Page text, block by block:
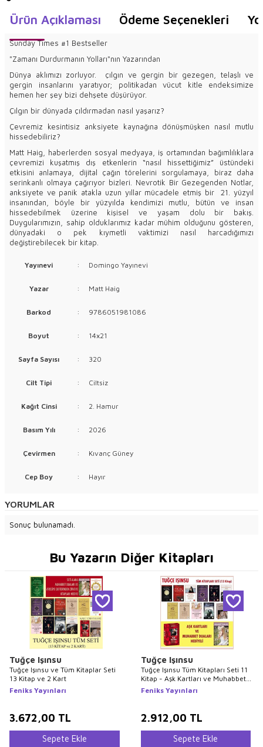
Ürün Açıklaması Ödeme Seçenekleri
Sunday Times #1 Bestseller
"Zamanı Durdurmanın Yolları"nın Yazarından
Dünya aklımızı zorluyor. çılgın ve gergin bir gezegen, telaşlı ve
gergin insanlarını yaratıyor; politikadan vücut kitle endeksimize
hemen her şey bizi dehşete düşürüyor.
Çılgın bir dünyada çıldırmadan nasıl yaşarız?
Çevremiz kesintisiz anksiyete kaynağına dönüşmüşken nasıl mutlu
hissedebiliriz?
Matt Haig, haberlerden sosyal medyaya, iş ortamından bağımlılıklara
çevremizi kuşatmış dış etkenlerin “nasıl hissettiğimiz” üstündeki
etkisini anlamaya, dijital çağın törelerini sorgulamaya, biraz daha
serinkanlı olmaya çağırıyor bizleri. Nevrotik Bir Gezegenden Notlar,
anksiyete ve panik atakla uzun yıllar mücadele etmiş bir 21. yüzyıl
insanından, böyle bir yüzyılda kendimizi mutlu, bütün ve insan
hissedebilmek üzerine kişisel ve yaşam dolu bir bakış.
Duygularımızın, sahip olduklarımız kadar mühim olduğunu gösteren,
dünyadaki o pek kıymetli vaktimizi nasıl harcadığımızı
değiştirebilecek bir kitap.
Yayınevi : Domingo Yayınevi
Yazar : Matt Haig
Barkod : 9786051981086
Boyut : 14x21
Sayfa Sayısı : 320
Cilt Tipi : Ciltsiz
Kağıt Cinsi : 2. Hamur
Basım Yılı : 2026
Çevirmen : Kıvanç Güney
Cep Boy : Hayır
YORUMLAR
Sonuç bulunamadı.
Bu Yazarın Diğer Kitapları
Tuğçe Işınsu
Tuğçe Işınsu ve Tüm Kitaplar Seti
13 Kitap ve 2 Kart
Feniks Yayınları
3.672,00 TL
Sepete Ekle
Tuğçe Işınsu
Tuğçe Işınsu Tüm Kitapları Seti 11
Kitap - Aşk Kartları ve Muhabbet
Duaları Hediyeli
Feniks Yayınları
2.912,00 TL
Sepete Ekle